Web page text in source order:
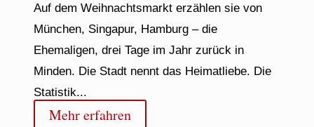
Auf dem Weihnachtsmarkt erzählen sie von
München, Singapur, Hamburg – die
Ehemaligen, drei Tage im Jahr zurück in
Minden. Die Stadt nennt das Heimatliebe. Die
Statistik...
Mehr erfahren